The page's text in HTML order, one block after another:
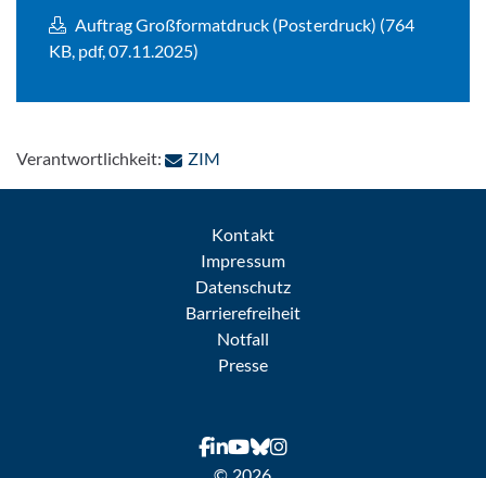
Auftrag Großformatdruck (Posterdruck) (764
KB, pdf, 07.11.2025)
Verantwortlichkeit: ZIM
Kontakt
Impressum
Datenschutz
Barrierefreiheit
Notfall
Presse